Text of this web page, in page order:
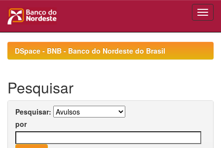
navigationDSpace - BNB - Banco do Nordeste do Brasil
Pesquisar
Pesquisar:
por